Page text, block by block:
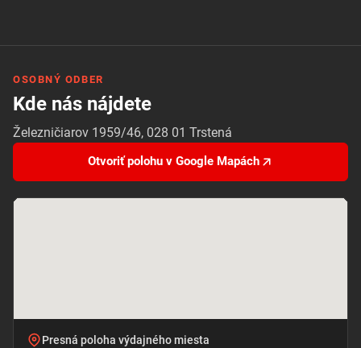
OSOBNÝ ODBER
Kde nás nájdete
Železničiarov 1959/46, 028 01 Trstená
Otvoriť polohu v Google Mapách
Presná poloha výdajného miesta